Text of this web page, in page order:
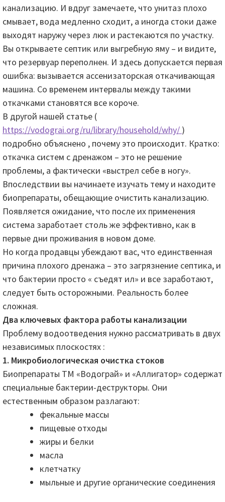
канализацию. И вдруг замечаете, что унитаз плохо
смывает, вода медленно сходит, а иногда стоки даже
выходят наружу через люк и растекаются по участку.
Вы открываете септик или выгребную яму – и видите,
что резервуар переполнен. И здесь допускается первая
ошибка: вызывается ассенизаторская откачивающая
машина. Со временем интервалы между такими
откачками становятся все короче.
В другой нашей статье (
https://vodograi.org/ru/library/household/why/ )
подробно объяснено , почему это происходит. Кратко:
откачка систем с дренажом – это не решение
проблемы, а фактически «выстрел себе в ногу».
Впоследствии вы начинаете изучать тему и находите
биопрепараты, обещающие очистить канализацию.
Появляется ожидание, что после их применения
система заработает столь же эффективно, как в
первые дни проживания в новом доме.
Но когда продавцы убеждают вас, что единственная
причина плохого дренажа – это загрязнение септика, и
что бактерии просто « съедят ил» и все заработают,
следует быть осторожными. Реальность более
сложная.
Два ключевых фактора работы канализации
Проблему водоотведения нужно рассматривать в двух
независимых плоскостях :
1. Микробиологическая очистка стоков
Биопрепараты ТМ «Водограй» и «Аллигатор» содержат
специальные бактерии-деструкторы. Они
естественным образом разлагают:
фекальные массы
пищевые отходы
жиры и белки
масла
клетчатку
мыльные и другие органические соединения